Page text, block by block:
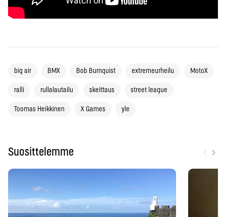
big air BMX Bob Burnquist extremeurheilu MotoX
ralli rullalautailu skeittaus street league
Toomas Heikkinen X Games yle
Suosittelemme ›